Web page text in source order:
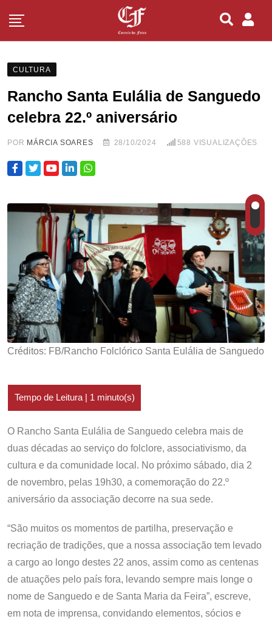
CULTURA
Rancho Santa Eulália de Sanguedo
celebra 22.º aniversário
POR MÁRCIA SOARES 28/10/2024 588 VISUALIZAÇÕES
Créditos: FB/Rancho Folclórico Santa Eulália de Sanguedo
O Rancho Santa Eulália de Sanguedo celebra mais de
duas décadas ao serviço do folclore, associativismo, da
cultura e da comunidade local. No próximo sábado, dia 2
de novembro, pelas 19h30, a comemoração do 22.º
aniversário da associação decorre na sua sede.
“São muitos os momentos de partilha, preservação e
recriação de tradições, que a nossa associação tem levado
a cargo ao longo destes 22 anos, assim como as centenas
de atuações pelo país fora, levando sempre mais longe o
nome de Sanguedo e de Santa Maria da Feira”, escreve,
em nota de imprensa, convidando elementos, sócios e